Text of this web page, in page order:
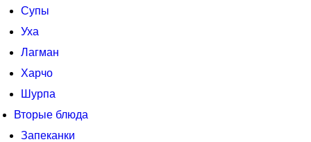
Супы
Уха
Лагман
Харчо
Шурпа
Вторые блюда
Запеканки